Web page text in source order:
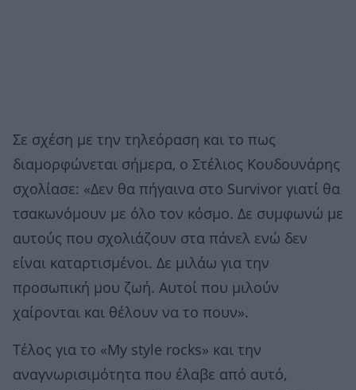
Σε σχέση με την τηλεόραση και το πως
διαμορφώνεται σήμερα, ο Στέλιος Κουδουνάρης
σχολίασε: «Δεν θα πήγαινα στο Survivor γιατί θα
τσακωνόμουν με όλο τον κόσμο. Δε συμφωνώ με
αυτούς που σχολιάζουν στα πάνελ ενώ δεν
είναι καταρτισμένοι. Δε μιλάω για την
προσωπική μου ζωή. Αυτοί που μιλούν
χαίρονται και θέλουν να το πουν».
Τέλος για το «My style rocks» και την
αναγνωρισιμότητα που έλαβε από αυτό,